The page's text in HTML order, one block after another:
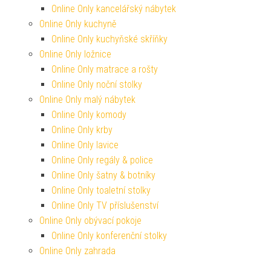
Online Only kancelářský nábytek
Online Only kuchyně
Online Only kuchyňské skříňky
Online Only ložnice
Online Only matrace a rošty
Online Only noční stolky
Online Only malý nábytek
Online Only komody
Online Only krby
Online Only lavice
Online Only regály & police
Online Only šatny & botníky
Online Only toaletní stolky
Online Only TV příslušenství
Online Only obývací pokoje
Online Only konferenční stolky
Online Only zahrada